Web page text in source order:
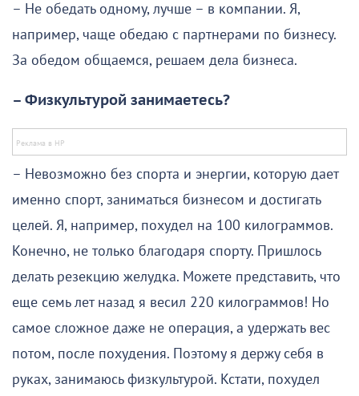
– Не обедать одному, лучше – в компании. Я,
например, чаще обедаю с партнерами по бизнесу.
За обедом общаемся, решаем дела бизнеса.
– Физкультурой занимаетесь?
– Невозможно без спорта и энергии, которую дает
именно спорт, заниматься бизнесом и достигать
целей. Я, например, похудел на 100 килограммов.
Конечно, не только благодаря спорту. Пришлось
делать резекцию желудка. Можете представить, что
еще семь лет назад я весил 220 килограммов! Но
самое сложное даже не операция, а удержать вес
потом, после похудения. Поэтому я держу себя в
руках, занимаюсь физкультурой. Кстати, похудел